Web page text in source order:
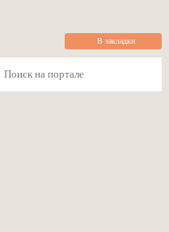
В закладки